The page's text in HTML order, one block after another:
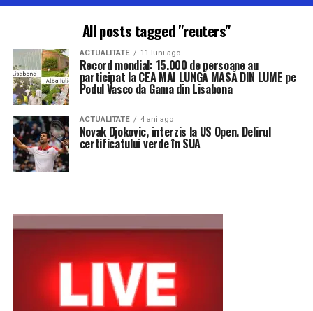
All posts tagged "reuters"
ACTUALITATE 11 luni ago
Record mondial: 15.000 de persoane au
participat la CEA MAI LUNGĂ MASĂ DIN LUME pe
Podul Vasco da Gama din Lisabona
ACTUALITATE 4 ani ago
Novak Djokovic, interzis la US Open. Delirul
certificatului verde în SUA